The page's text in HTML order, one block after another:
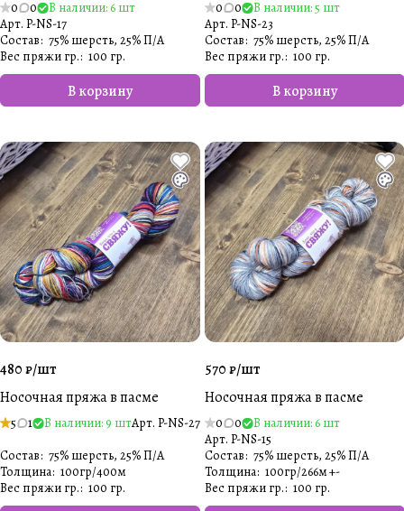
0 0
В наличии: 6 шт
Арт. P-NS-17
В корзину
Состав: 75% шерсть, 25% П/А
Вес пряжи гр.: 100 гр.
0 0
В наличии: 5 шт
Арт. P-NS-23
В корзину
Состав: 75% шерсть, 25% П/А
Вес пряжи гр.: 100 гр.
480 ₽/шт
Носочная пряжа в пасме
5 1 В наличии: 9 штАрт. P-NS-27
Состав: 75% шерсть, 25% П/А
Толщина: 100гр/400м
Вес пряжи гр.: 100 гр.
570 ₽/шт
Носочная пряжа в пасме
0 0
В наличии: 6 шт
Арт. P-NS-15
Состав: 75% шерсть, 25% П/А
Толщина: 100гр/266м +-
Вес пряжи гр.: 100 гр.